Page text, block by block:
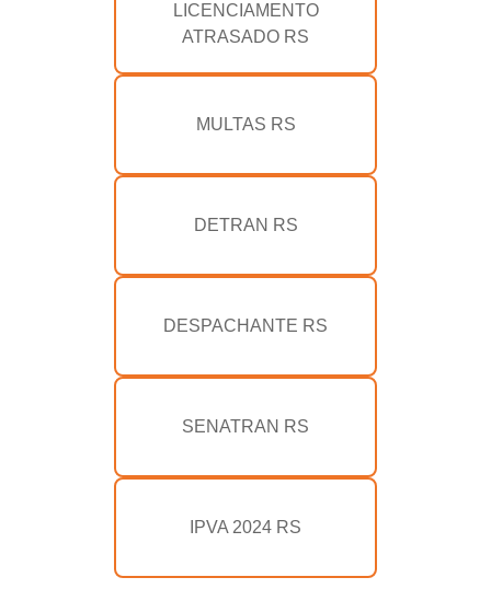
LICENCIAMENTO
ATRASADO RS
MULTAS RS
DETRAN RS
DESPACHANTE RS
SENATRAN RS
IPVA 2024 RS